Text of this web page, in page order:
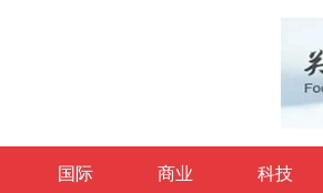
国际 商业 科技